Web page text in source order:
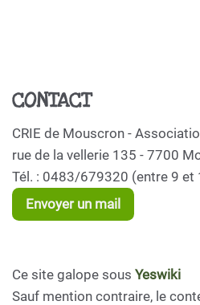
CONTACT
CRIE de Mouscron -
rue de la vellerie 135 - 7700
Tél. : 0483/679320 (entre 9 et
Envoyer un mail
Ce site galope sous Yeswiki
Sauf mention contraire, le